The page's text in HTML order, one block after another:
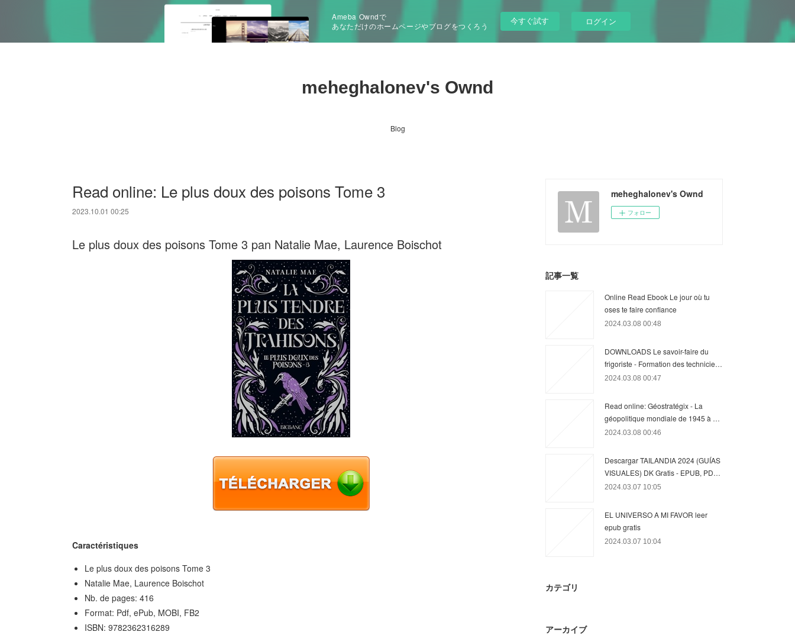
Ameba Owndで
あなただけのホームページやブログをつくろう
今すぐ試す ログイン
meheghalonev's Ownd
Blog
Read online: Le plus doux des poisons Tome 3
2023.10.01 00:25
Le plus doux des poisons Tome 3 pan Natalie Mae, Laurence Boischot
Caractéristiques
Le plus doux des poisons Tome 3
Natalie Mae, Laurence Boischot
Nb. de pages: 416
Format: Pdf, ePub, MOBI, FB2
ISBN: 9782362316289
meheghalonev's Ownd
フォロー
記事一覧
Online Read Ebook Le jour où tu
oses te faire confiance
2024.03.08 00:48
DOWNLOADS Le savoir-faire du
frigoriste - Formation des technicie…
2024.03.08 00:47
Read online: Géostratégix - La
géopolitique mondiale de 1945 à …
2024.03.08 00:46
Descargar TAILANDIA 2024 (GUÍAS
VISUALES) DK Gratis - EPUB, PD…
2024.03.07 10:05
EL UNIVERSO A MI FAVOR leer
epub gratis
2024.03.07 10:04
カテゴリ
アーカイブ